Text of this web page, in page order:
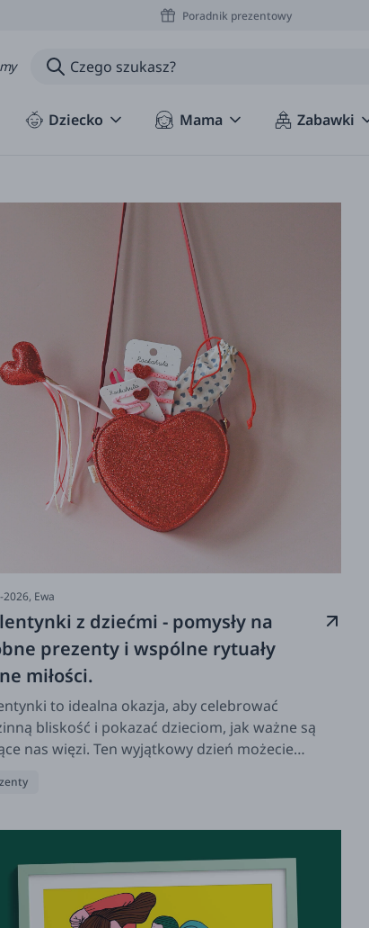
Poradnik prezentowy
Dziecko Mama Zabawki
2026, Ewa
z dziećmi - pomysły na
prezenty i wspólne rytuały
miłości.
to idealna okazja, aby celebrować
bliskość i pokazać dzieciom, jak ważne są
nas więzi. Ten wyjątkowy dzień możecie
które wywoła uśmiech na twarzy każdego
laurek to świetny sposób na naukę
i dzielenie się radością z najbliższymi.
czytanie książek o uczuciach i wspólne
pod kocykiem domkną ten czas atmosferą
i bezpieczeństwa. Pamiętajcie, że